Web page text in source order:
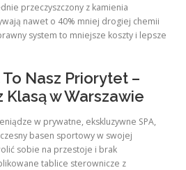
przeczyszczony z kamienia
nawet o 40% mniej drogiej chemii
system to mniejsze koszty i lepsze
Nasz Priorytet –
Klasą w Warszawie
w prywatne, ekskluzywne SPA,
basen sportowy w swojej
sobie na przestoje i brak
tablice sterownicze z